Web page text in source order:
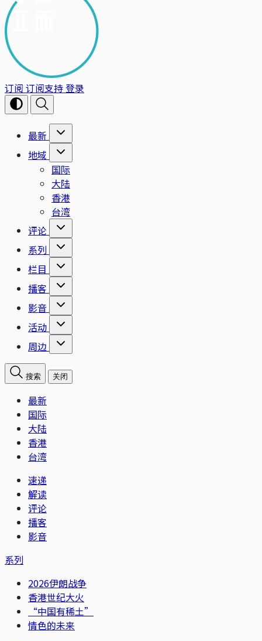
订阅 订阅支持登录
最新
地域
国际
大陆
香港
台湾
评论
系列
栏目
播客
影音
活动
周边
搜索 关闭
最新
国际
大陆
香港
台湾
速递
解读
评论
播客
影音
系列
2026伊朗战争
香港世纪大火
“中国有稀土”
情色的未来